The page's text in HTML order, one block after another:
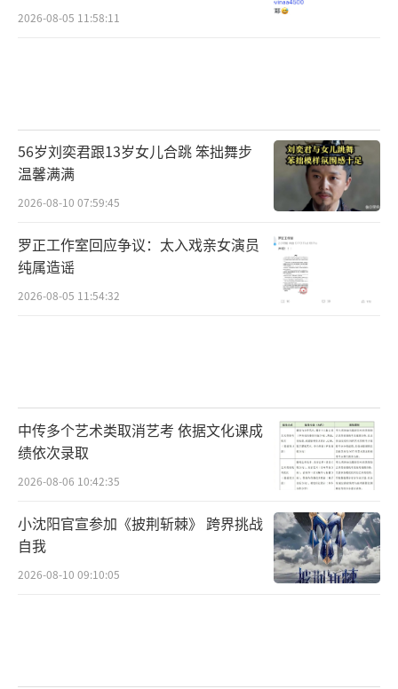
2026-08-05 11:58:11
56岁刘奕君跟13岁女儿合跳 笨拙舞步
温馨满满
2026-08-10 07:59:45
罗正工作室回应争议：太入戏亲女演员
纯属造谣
2026-08-05 11:54:32
中传多个艺术类取消艺考 依据文化课成
绩依次录取
2026-08-06 10:42:35
小沈阳官宣参加《披荆斩棘》 跨界挑战
自我
2026-08-10 09:10:05